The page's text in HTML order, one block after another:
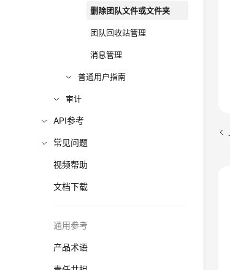
删除团队文件或文件夹
团队回收站管理
消息管理
普通用户指南
审计
API参考
常见问题
视频帮助
文档下载
通用参考
产品术语